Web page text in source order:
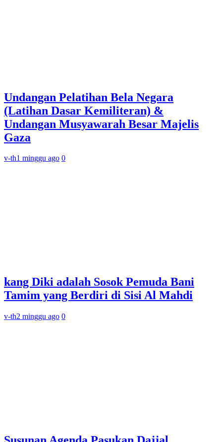
Undangan Pelatihan Bela Negara
(Latihan Dasar Kemiliteran) &
Undangan Musyawarah Besar Majelis
Gaza
v-th1 minggu ago 0
kang Diki adalah Sosok Pemuda Bani
Tamim yang Berdiri di Sisi Al Mahdi
v-th2 minggu ago 0